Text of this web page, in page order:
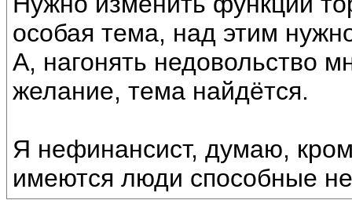
особая тема, над этим
А, нагонять недовольство
желание, тема найдётся.
Я нефинансист, думаю,
имеются люди способные